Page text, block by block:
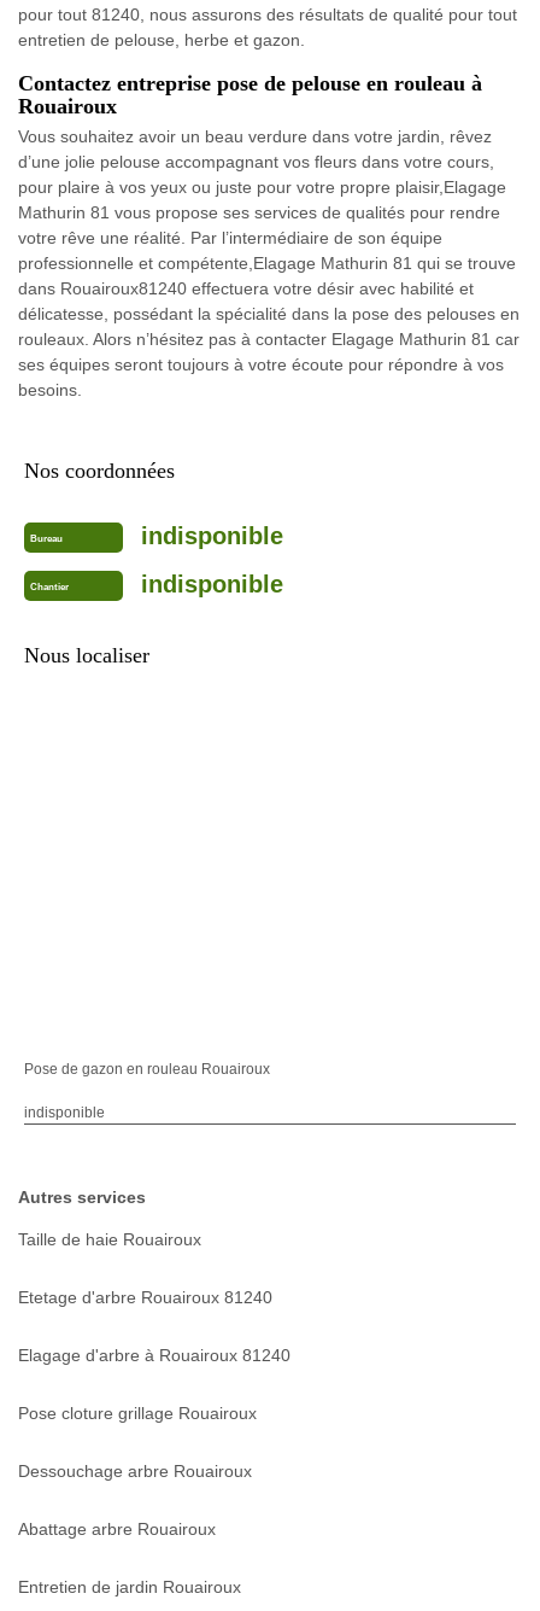
pour tout 81240, nous assurons des résultats de qualité pour tout
entretien de pelouse, herbe et gazon.
Contactez entreprise pose de pelouse en rouleau à
Rouairoux
Vous souhaitez avoir un beau verdure dans votre jardin, rêvez
d’une jolie pelouse accompagnant vos fleurs dans votre cours,
pour plaire à vos yeux ou juste pour votre propre plaisir,Elagage
Mathurin 81 vous propose ses services de qualités pour rendre
votre rêve une réalité. Par l’intermédiaire de son équipe
professionnelle et compétente,Elagage Mathurin 81 qui se trouve
dans Rouairoux81240 effectuera votre désir avec habilité et
délicatesse, possédant la spécialité dans la pose des pelouses en
rouleaux. Alors n’hésitez pas à contacter Elagage Mathurin 81 car
ses équipes seront toujours à votre écoute pour répondre à vos
besoins.
Nos coordonnées
Bureau indisponible
Chantier indisponible
Nous localiser
Pose de gazon en rouleau Rouairoux
indisponible
Autres services
Taille de haie Rouairoux
Etetage d'arbre Rouairoux 81240
Elagage d'arbre à Rouairoux 81240
Pose cloture grillage Rouairoux
Dessouchage arbre Rouairoux
Abattage arbre Rouairoux
Entretien de jardin Rouairoux